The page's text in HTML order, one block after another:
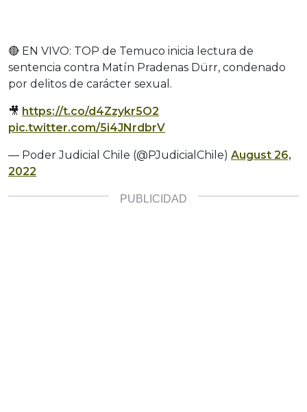
🔴 EN VIVO: TOP de Temuco inicia lectura de
sentencia contra Matín Pradenas Dürr, condenado
por delitos de carácter sexual.
🎥 https://t.co/d4Zzykr5O2
pic.twitter.com/5i4JNrdbrV
— Poder Judicial Chile (@PJudicialChile) August 26,
2022